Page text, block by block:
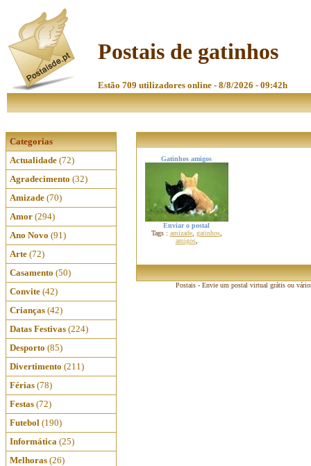
Postais de gatinhos
Estão 709 utilizadores online - 8/8/2026 - 09:42h
Categorias
Actualidade (72)
Agradecimento (32)
Amizade (70)
Amor (294)
Ano Novo (91)
Arte (72)
Casamento (50)
Convite (42)
Crianças (42)
Datas Festivas (224)
Desporto (85)
Divertimento (211)
Férias (78)
Festas (72)
Futebol (190)
Informática (25)
Melhoras (26)
Gatinhos amigos
Enviar o postal
Tags : amizade, gatinhos,
amigos,
Postais - Envie um postal virtual grátis ou